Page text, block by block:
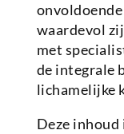
waardevol
met
de integrale
lichamelijke
Deze inhoud